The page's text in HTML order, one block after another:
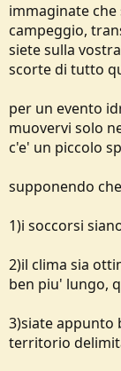
i
o
n
immaginate
campeggio,
siete sulla
scorte di tutto
per un evento
muovervi solo
c'e' un piccolo
supponendo che
1)i soccorsi
2)il clima sia
ben piu' lungo,
3)siate appunto
territorio